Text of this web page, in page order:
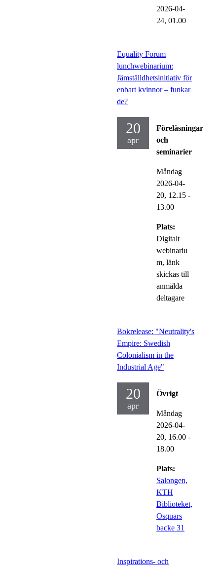
2026-04-
24, 01.00
Equality Forum
lunchwebinarium:
Jämställdhetsinitiativ för
enbart kvinnor – funkar
de?
20
apr
Föreläsningar
och
seminarier
Måndag
2026-04-
20, 12.15 -
13.00
Plats:
Digitalt
webinariu
m, länk
skickas till
anmälda
deltagare
Bokrelease: "Neutrality's
Empire: Swedish
Colonialism in the
Industrial Age"
20
apr
Övrigt
Måndag
2026-04-
20, 16.00 -
18.00
Plats:
Salongen,
KTH
Biblioteket,
Osquars
backe 31
Inspirations- och